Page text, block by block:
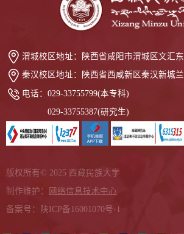
渭城校区地址： 陕西省咸阳市渭城区文汇
秦汉校区地址： 陕西省西咸新区秦汉新城
电话： 029-33755799(本专科)
029-33755387(研究生)
版权所有© 2025 西藏民族大学
制作维护：
网络信息技术中心
备案号：陕ICP备16001070号-1